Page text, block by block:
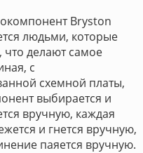
Bryston
людьми, которые
что делают самое
с
схемной платы,
выбирается и
вручную, каждая
и гнется вручную,
паяется вручную.